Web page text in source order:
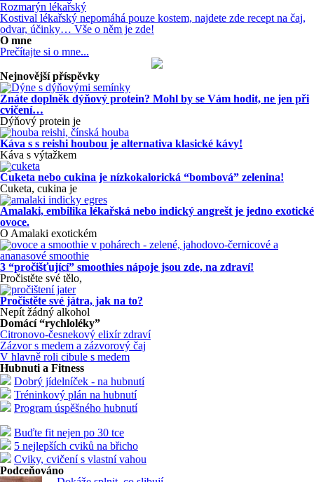
Rozmarýn lékařský
Kostival lékařský nepomáhá pouze kostem, najdete zde recept na čaj,
odvar, účinky… Vše o něm je zde!
O mne
Prečítajte si o mne...
Nejnovější příspěvky
Znáte doplněk dýňový protein? Mohl by se Vám hodit, ne jen při
cvičení…
Dýňový protein je
Káva s s reishi houbou je alternativa klasické kávy!
Káva s výtažkem
Cuketa nebo cukina je nízkokalorická “bombová” zelenina!
Cuketa, cukina je
Amalaki, embilika lékařská nebo indický angrešt je jedno exotické
ovoce.
O Amalaki exotickém
3 “pročišťující” smoothies nápoje jsou zde, na zdraví!
Pročistěte své tělo,
Pročistěte své játra, jak na to?
Nepít žádný alkohol
Domácí “rychloléky”
Citronovo-česnekový elixír zdraví
Zázvor s medem a zázvorový čaj
V hlavně roli cibule s medem
Hubnuti a Fitness
Dobrý jídelníček - na hubnutí
Tréninkový plán na hubnutí
Program úspěšného hubnutí
Buďte fit nejen po 30 tce
5 nejlepších cviků na břicho
Cviky, cvičení s vlastní vahou
Podceňováno